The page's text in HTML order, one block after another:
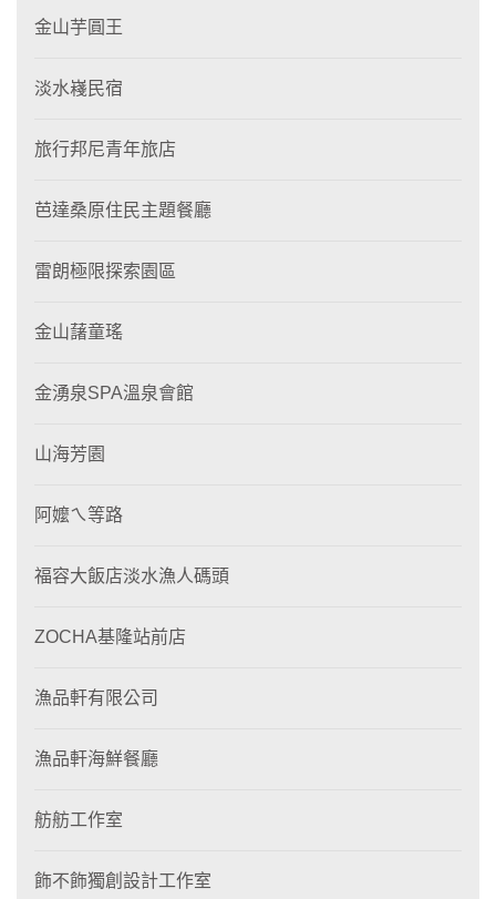
金山芋圓王
淡水嶘民宿
旅行邦尼青年旅店
芭達桑原住民主題餐廳
雷朗極限探索園區
金山藷童瑤
金湧泉SPA溫泉會館
山海芳園
阿嬤ㄟ等路
福容大飯店淡水漁人碼頭
ZOCHA基隆站前店
漁品軒有限公司
漁品軒海鮮餐廳
舫舫工作室
飾不飾獨創設計工作室